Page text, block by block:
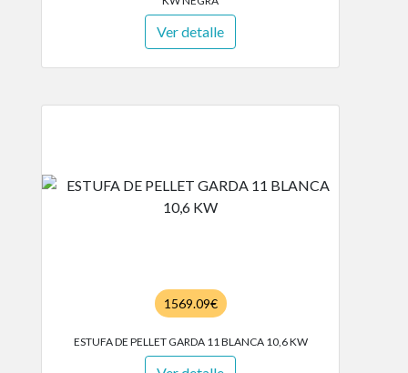
Ver detalle
1569.09€
ESTUFA DE PELLET GARDA 11 BLANCA 10,6 KW